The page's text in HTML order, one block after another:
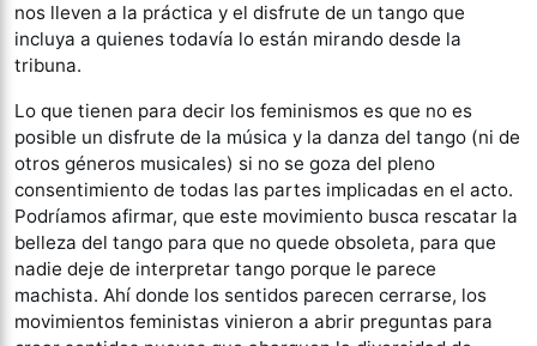
nos lleven a la práctica y el disfrute de un tango que
incluya a quienes todavía lo están mirando desde la
tribuna.
Lo que tienen para decir los feminismos es que no es
posible un disfrute de la música y la danza del tango (ni de
otros géneros musicales) si no se goza del pleno
consentimiento de todas las partes implicadas en el acto.
Podríamos afirmar, que este movimiento busca rescatar la
belleza del tango para que no quede obsoleta, para que
nadie deje de interpretar tango porque le parece
machista. Ahí donde los sentidos parecen cerrarse, los
movimientos feministas vinieron a abrir preguntas para